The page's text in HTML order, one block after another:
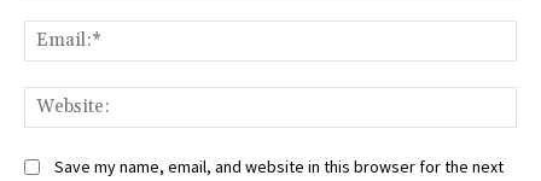
Save my name, email, and website in this browser for the next